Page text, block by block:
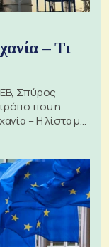
– Τι
Σπύρος
που η
– Η λίστα με